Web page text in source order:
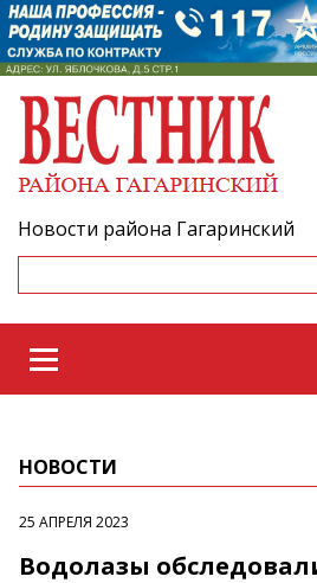
Новости района Гагаринский
НОВОСТИ
25 АПРЕЛЯ 2023
Водолазы